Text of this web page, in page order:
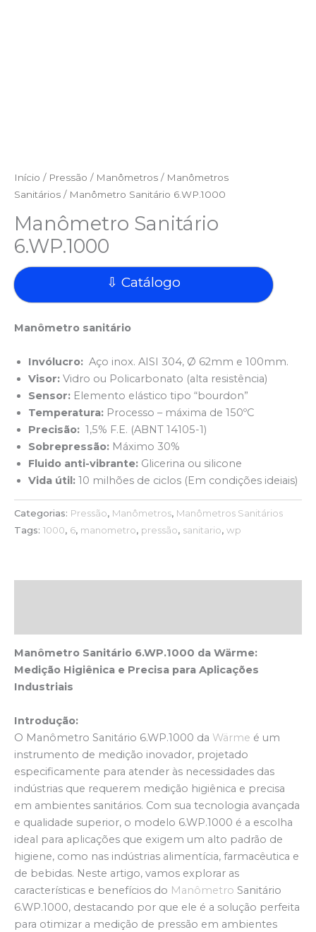
Início / Pressão / Manômetros / Manômetros
Sanitários / Manômetro Sanitário 6.WP.1000
Manômetro Sanitário
6.WP.1000
⇩ Catálogo
Manômetro sanitário
Invólucro: Aço inox. AISI 304, Ø 62mm e 100mm.
Visor: Vidro ou Policarbonato (alta resistência)
Sensor: Elemento elástico tipo “bourdon”
Temperatura: Processo – máxima de 150ºC
Precisão: 1,5% F.E. (ABNT 14105-1)
Sobrepressão: Máximo 30%
Fluido anti-vibrante: Glicerina ou silicone
Vida útil: 10 milhões de ciclos (Em condições ideiais)
Categorias: Pressão, Manômetros, Manômetros Sanitários
Tags: 1000, 6, manometro, pressão, sanitario, wp
Manômetro Sanitário 6.WP.1000 da Wärme:
Medição Higiênica e Precisa para Aplicações
Industriais
Introdução:
O Manômetro Sanitário 6.WP.1000 da Wärme é um
instrumento de medição inovador, projetado
especificamente para atender às necessidades das
indústrias que requerem medição higiênica e precisa
em ambientes sanitários. Com sua tecnologia avançada
e qualidade superior, o modelo 6.WP.1000 é a escolha
ideal para aplicações que exigem um alto padrão de
higiene, como nas indústrias alimentícia, farmacêutica e
de bebidas. Neste artigo, vamos explorar as
características e benefícios do Manômetro Sanitário
6.WP.1000, destacando por que ele é a solução perfeita
para otimizar a medição de pressão em ambientes